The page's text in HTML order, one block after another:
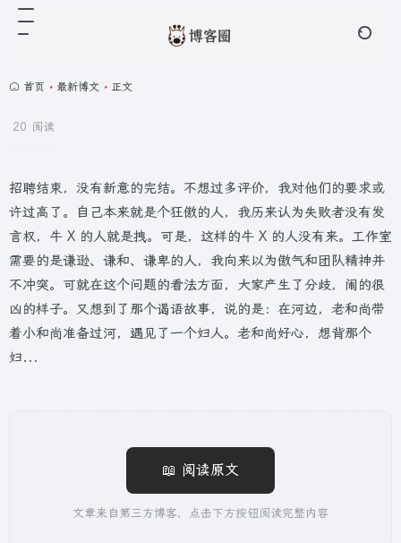
首页 • 最新博文 • 正文
20 阅读
招聘结束，没有新意的完结。不想过多评价，我对他们的要求或
许过高了。自己本来就是个狂傲的人，我历来认为失败者没有发
言权，牛 X 的人就是拽。可是，这样的牛 X 的人没有来。工作室
需要的是谦逊、谦和、谦卑的人，我向来以为傲气和团队精神并
不冲突。可就在这个问题的看法方面，大家产生了分歧，闹的很
凶的样子。又想到了那个谒语故事，说的是：在河边，老和尚带
着小和尚准备过河，遇见了一个妇人。老和尚好心，想背那个
妇...
📖 阅读原文
文章来自第三方博客，点击下方按钮阅读完整内容